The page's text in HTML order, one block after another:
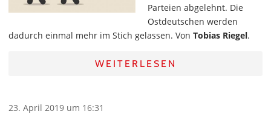
Parteien abgelehnt. Die
Ostdeutschen werden
dadurch einmal mehr im Stich gelassen. Von Tobias Riegel.
WEITERLESEN
23. April 2019 um 16:31